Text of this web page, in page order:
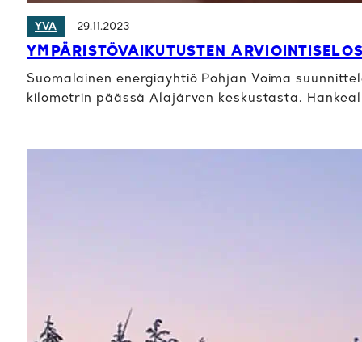
YVA 29.11.2023
YMPÄRISTÖVAIKUTUSTEN
Suomalainen energiayhtiö Pohjan Voima
kilometrin päässä Alajärven keskustasta.